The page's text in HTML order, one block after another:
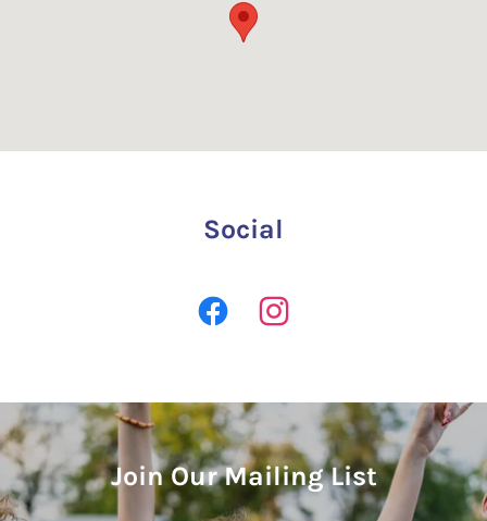
Social
Join Our Mailing List